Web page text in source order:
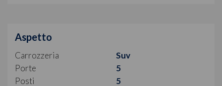
Aspetto
Carrozzeria
Suv
Porte
5
Posti
5